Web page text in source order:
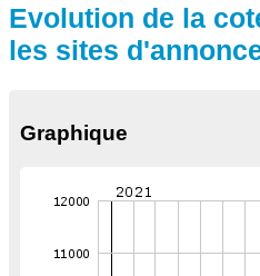
Evolution de la
les sites
Graphique